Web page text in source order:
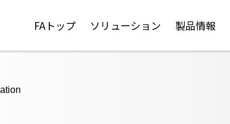
FAトップ ソリューション 製品情報